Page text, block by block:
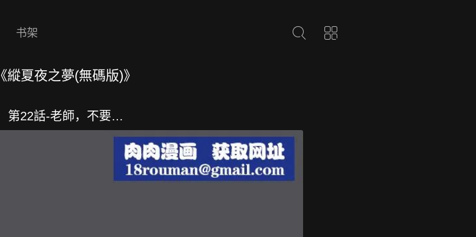
书架
《縱夏夜之夢(無碼版)》
第22話-老師，不要…